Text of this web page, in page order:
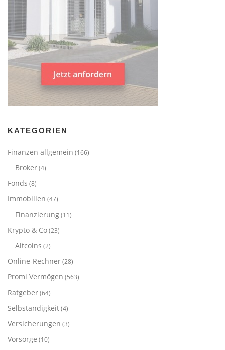
KATEGORIEN
Finanzen allgemein (166)
Broker(4)
Fonds (8)
Immobilien (47)
Finanzierung(11)
Krypto & Co(23)
Altcoins (2)
Online-Rechner(28)
Promi Vermögen (563)
Ratgeber(64)
Selbständigkeit(4)
Versicherungen (3)
Vorsorge (10)